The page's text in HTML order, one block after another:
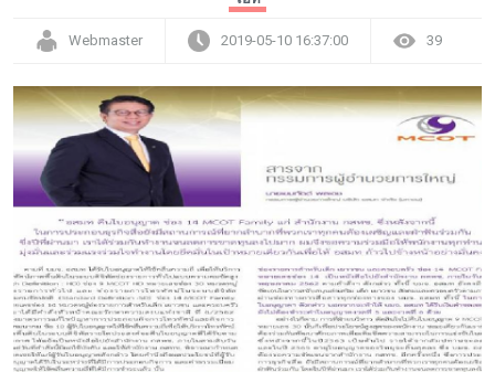
Webmaster 2019-05-10 16:37:00 39